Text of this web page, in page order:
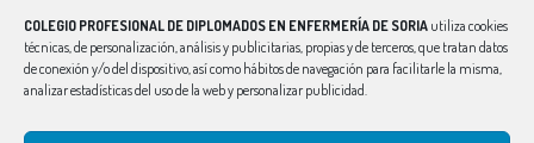
COLEGIO PROFESIONAL DE DIPLOMADOS EN ENFERMERÍA DE SORIA utiliza cookies
técnicas, de personalización, análisis y publicitarias, propias y de terceros, que tratan datos
de conexión y/o del dispositivo, así como hábitos de navegación para facilitarle la misma,
analizar estadísticas del uso de la web y personalizar publicidad.
Curso Ciberindex junio 2026 – AT7 – Cuidados a mujeres
víctimas de violencia de género